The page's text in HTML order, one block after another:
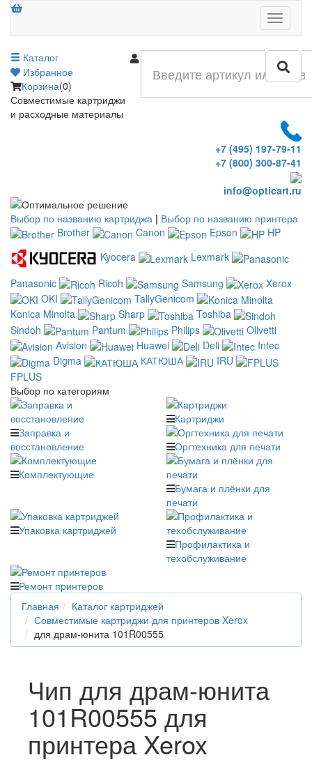
Меню
Каталог
Избранное
Корзина(0)
Совместимые картриджи
и расходные материалы
+7 (495) 197-79-11
+7 (800) 300-87-41
info@opticart.ru
Выбор по названию картриджа | Выбор по названию принтера
Brother
Canon Epson
HP
Kyocera
Lexmark
Panasonic
Ricoh Samsung
Xerox
OKI
TallyGenicom
Konica Minolta
Sharp
Toshiba
Sindoh
Pantum Philips
Olivetti
Avision
Huawei Deli
Intec
Digma
КАТЮША
IRU
FPLUS
Выбор по категориям
Заправка и
восстановление
Картриджи
Оргтехника для печати
Комплектующие
Бумага и плёнки для
печати
Упаковка картриджей
Профилактика и
техобслуживание
Ремонт принтеров
Главная
Каталог картриджей
Совместимые картриджи для принтеров Xerox
для драм-юнита 101R00555
Чип для драм-юнита
101R00555 для
принтера Xerox